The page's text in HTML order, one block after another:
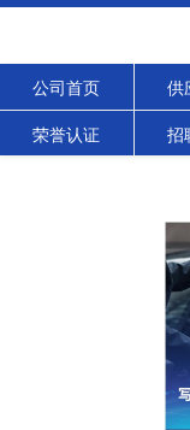
公司首页 供
荣誉认证 招